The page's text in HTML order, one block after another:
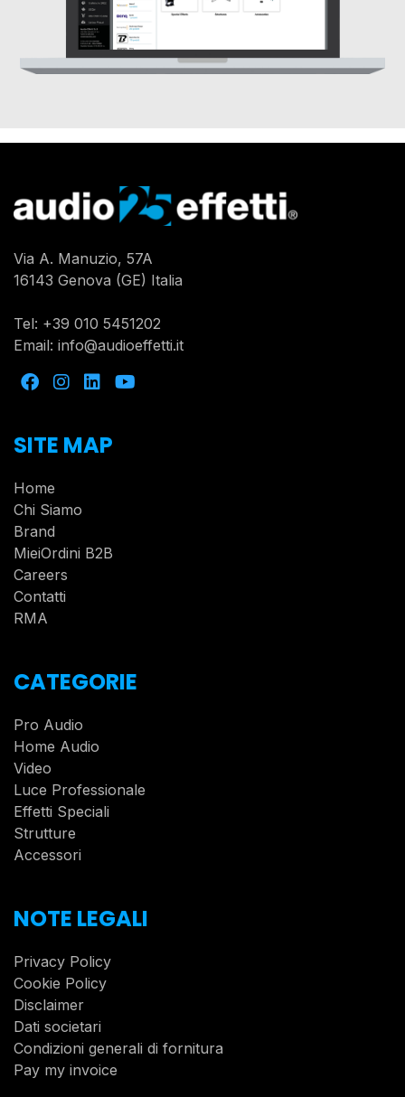
Via A. Manuzio, 57A
16143 Genova (GE) Italia
Tel: +39 010 5451202
Email: info@audioeffetti.it
SITE MAP
Home
Chi Siamo
Brand
MieiOrdini B2B
Careers
Contatti
RMA
CATEGORIE
Pro Audio
Home Audio
Video
Luce Professionale
Effetti Speciali
Strutture
Accessori
NOTE LEGALI
Privacy Policy
Cookie Policy
Disclaimer
Dati societari
Condizioni generali di fornitura
Pay my invoice